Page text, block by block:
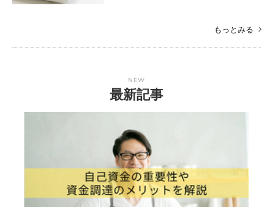
もっとみる
NEW
最新記事